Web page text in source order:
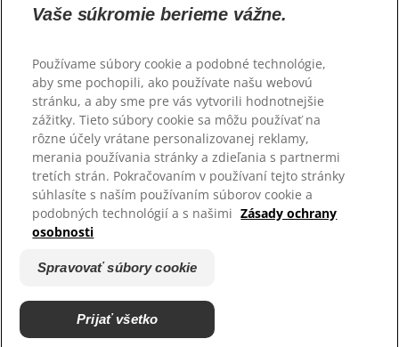
Vyberte jazyk
Zdroje
Kontaktujte nás
Mapa stránok
Naše stránky
Podporujeme útulky
Vaše súkromie berieme vážne.
Používame súbory cookie a podobné technológie,
aby sme pochopili, ako používate našu webovú
stránku, a aby sme pre vás vytvorili hodnotnejšie
zážitky. Tieto súbory cookie sa môžu používať na
rôzne účely vrátane personalizovanej reklamy,
merania používania stránky a zdieľania s partnermi
tretích strán. Pokračovaním v používaní tejto stránky
súhlasíte s naším používaním súborov cookie a
podobných technológií a s našimi Zásady ochrany
osobnosti
Spravovať súbory cookie
Prijať všetko